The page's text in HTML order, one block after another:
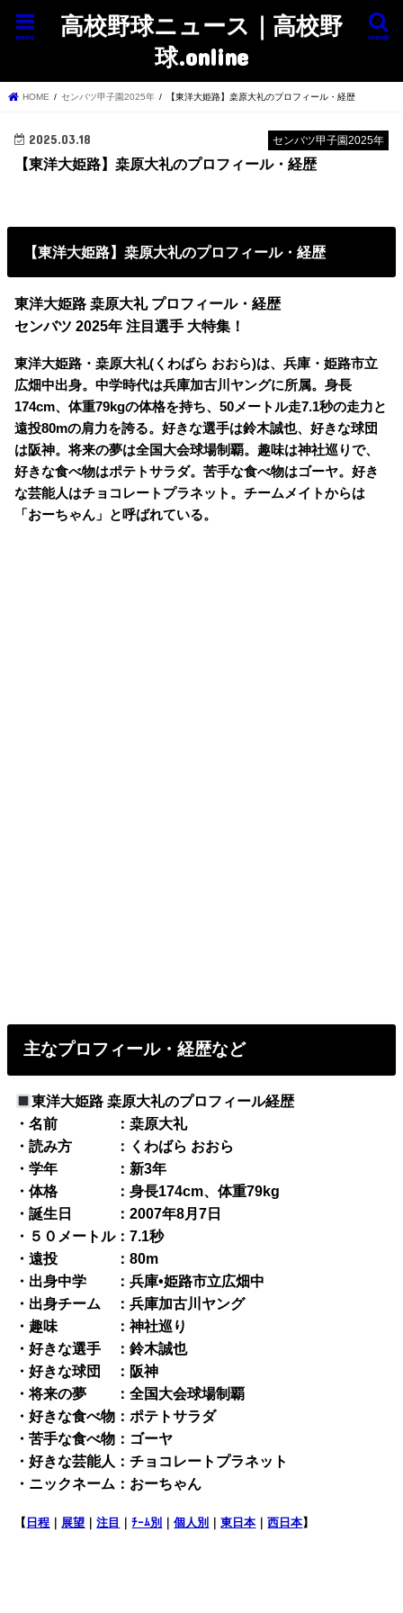
高校野球ニュース｜高校野
球.online
search
menu
HOME センバツ甲子園2025年 【東洋大姫路】桒原大礼のプロフィール・経歴
センバツ甲子園2025年
2025.03.18
【東洋大姫路】桒原大礼のプロフィール・経歴
【東洋大姫路】桒原大礼のプロフィール・経歴
東洋大姫路 桒原大礼 プロフィール・経歴
センバツ 2025年 注目選手 大特集！
東洋大姫路・桒原大礼(くわばら おおら)は、兵庫・姫路市立
広畑中出身。中学時代は兵庫加古川ヤングに所属。身長
174cm、体重79kgの体格を持ち、50メートル走7.1秒の走力と
遠投80mの肩力を誇る。好きな選手は鈴木誠也、好きな球団
は阪神。将来の夢は全国大会球場制覇。趣味は神社巡りで、
好きな食べ物はポテトサラダ。苦手な食べ物はゴーヤ。好き
な芸能人はチョコレートプラネット。チームメイトからは
「おーちゃん」と呼ばれている。
主なプロフィール・経歴など
東洋大姫路 桒原大礼のプロフィール経歴
・名前 ：桒原大礼
・読み方 ：くわばら おおら
・学年 ：新3年
・体格 ：身長174cm、体重79kg
・誕生日 ：2007年8月7日
・５０メートル：7.1秒
・遠投 ：80m
・出身中学 ：兵庫•姫路市立広畑中
・出身チーム ：兵庫加古川ヤング
・趣味 ：神社巡り
・好きな選手 ：鈴木誠也
・好きな球団 ：阪神
・将来の夢 ：全国大会球場制覇
・好きな食べ物：ポテトサラダ
・苦手な食べ物：ゴーヤ
・好きな芸能人：チョコレートプラネット
・ニックネーム：おーちゃん
【 日程 ｜ 展望 ｜注目 ｜ﾁｰﾑ別 ｜個人別 ｜東日本 ｜西日本】